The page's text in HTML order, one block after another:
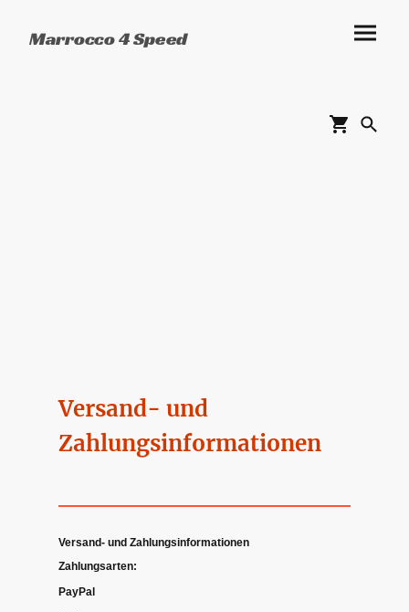
Marrocco 4 Speed
Versand- und
Zahlungsinformationen
Versand- und Zahlungsinformationen
Zahlungsarten:
PayPal